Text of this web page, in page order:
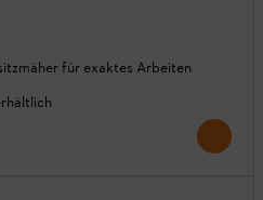
für exaktes Arbeiten